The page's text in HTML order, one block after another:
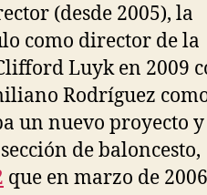
(desde 2005), la
como director de la
Luyk en 2009
Rodríguez
un nuevo proyecto
de baloncesto,
que en marzo de 2006